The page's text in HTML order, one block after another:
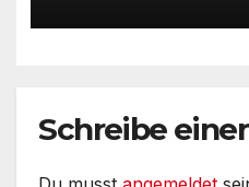
Kommentare,
Schreibe